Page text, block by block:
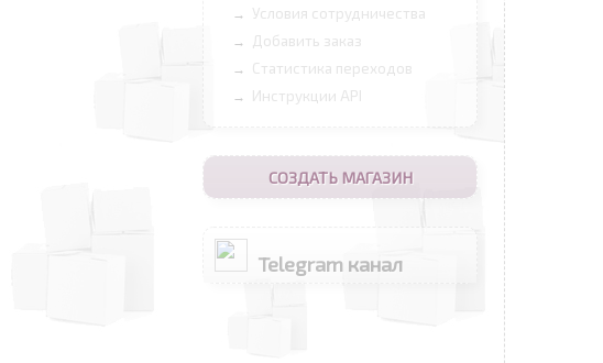
→ Условия сотрудничества
→ Добавить заказ
→ Статистика переходов
→ Инструкции API
СОЗДАТЬ МАГАЗИН
Telegram канал